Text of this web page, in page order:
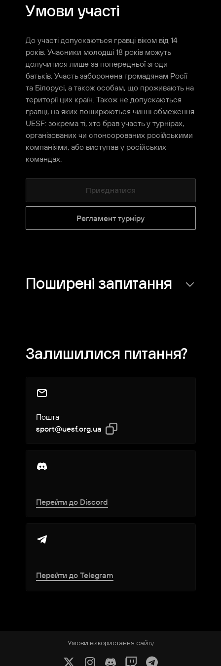
Умови участі
До участі допускаються гравці віком від 14
років. Учасники молодші 18 років можуть
долучитися лише за попередньої згоди
батьків. Участь заборонена громадянам Росії
та Білорусі, а також особам, що проживають на
території цих країн. Також не допускаються
гравці, на яких поширюються чинні обмеження
UESF: зокрема ті, хто брав участь у турнірах,
організованих чи спонсорованих російськими
компаніями, або виступав у російських
командах.
Приєднатися
Регламент турніру
Поширені запитання
Хто може брати участь?
Коли проходить турнір?
Який формат турніру?
Залишилися питання?
Пошта
sport@uesf.org.ua
Перейти до Discord
Перейти до Telegram
Умови використання сайту